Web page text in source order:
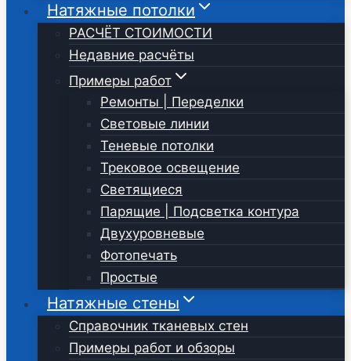
Натяжные потолки
РАСЧЁТ СТОИМОСТИ
Недавние расчёты
Примеры работ
Ремонты | Переделки
Световые линии
Теневые потолки
Трековое освещение
Светящиеся
Парящие | Подсветка контура
Двухуровневые
Фотопечать
Простые
Натяжные стены
Справочник тканевых стен
Примеры работ и обзоры